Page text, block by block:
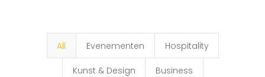
All Evenementen Hospitality
Kunst & Design Business